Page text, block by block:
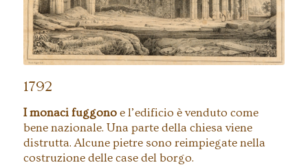
1792
I monaci fuggonoe l’edificio è venduto come
bene nazionale. Una parte della chiesa viene
distrutta. Alcune pietre sono reimpiegate nella
costruzione delle case del borgo.